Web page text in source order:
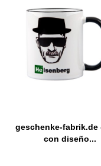
geschenke-fabrik.de
con diseño...